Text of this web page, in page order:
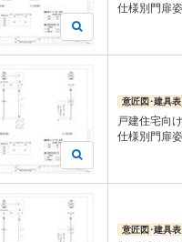
仕様別門扉
意匠図･建具表
戸建住宅向
仕様別門扉
意匠図･建具表